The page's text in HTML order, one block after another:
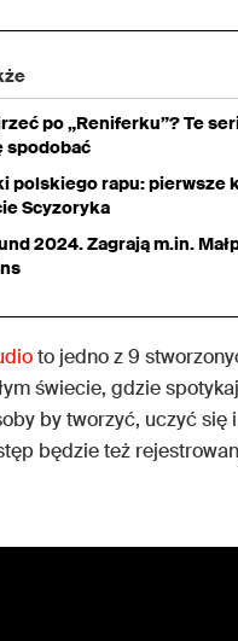
po „Reniferku”? Te
spodobać
polskiego rapu: pierwsze
Scyzoryka
2024. Zagrają m.in.
to jedno z 9
świecie, gdzie
by tworzyć, uczyć się
będzie też